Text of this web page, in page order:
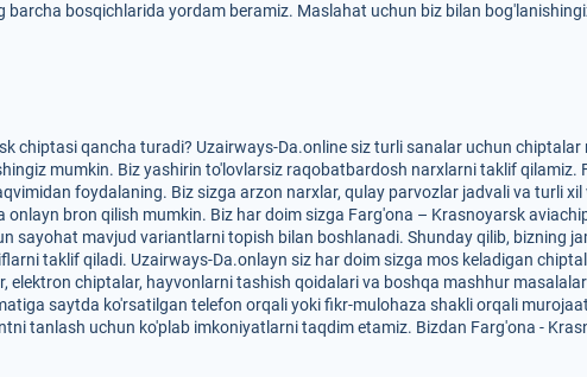
barcha bosqichlarida yordam beramiz. Maslahat uchun biz bilan
chiptasi qancha turadi? Uzairways-Da.online siz turli sanalar uchun
mumkin. Biz yashirin to'lovlarsiz raqobatbardosh narxlarni taklif
foydalaning. Biz sizga arzon narxlar, qulay parvozlar jadvali va turli
onlayn bron qilish mumkin. Biz har doim sizga Farg'ona – Krasnoyarsk
sayohat mavjud variantlarni topish bilan boshlanadi. Shunday qilib, bizning
taklif qiladi. Uzairways-Da.onlayn siz har doim sizga mos keladigan
elektron chiptalar, hayvonlarni tashish qoidalari va boshqa mashhur
saytda ko'rsatilgan telefon orqali yoki fikr-mulohaza shakli orqali
tanlash uchun ko'plab imkoniyatlarni taqdim etamiz. Bizdan Farg'ona -